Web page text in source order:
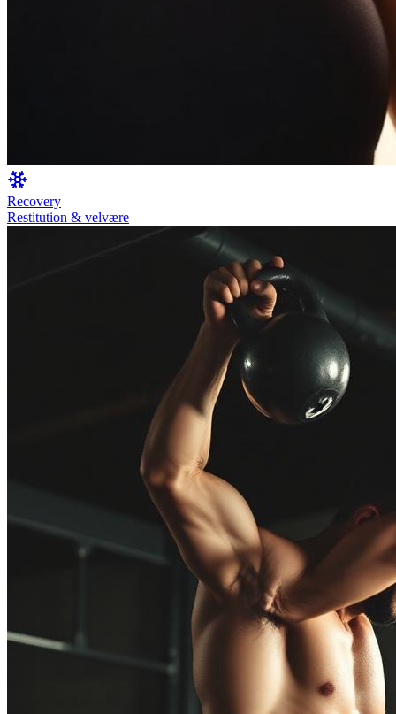
Recovery
Restitution & velvære